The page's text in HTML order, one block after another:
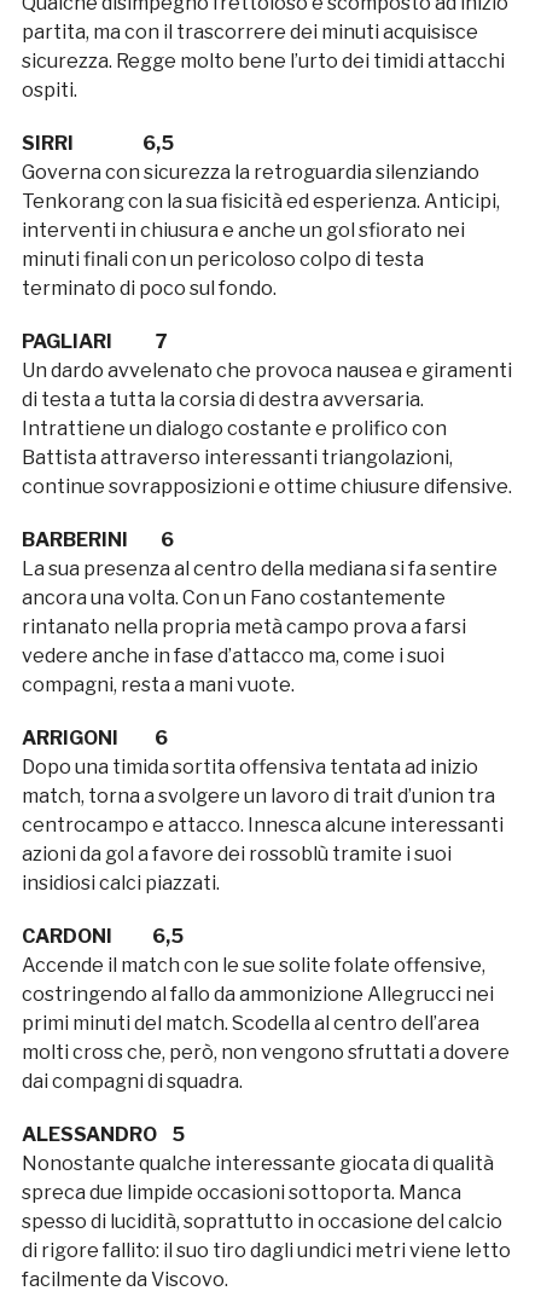
partita, ma con il trascorrere dei minuti acquisisce
sicurezza. Regge molto bene l’urto dei timidi attacchi
ospiti.
SIRRI 6,5
Governa con sicurezza la retroguardia silenziando
Tenkorang con la sua fisicità ed esperienza. Anticipi,
interventi in chiusura e anche un gol sfiorato nei
minuti finali con un pericoloso colpo di testa
terminato di poco sul fondo.
PAGLIARI 7
Un dardo avvelenato che provoca nausea e giramenti
di testa a tutta la corsia di destra avversaria.
Intrattiene un dialogo costante e prolifico con
Battista attraverso interessanti triangolazioni,
continue sovrapposizioni e ottime chiusure difensive.
BARBERINI 6
La sua presenza al centro della mediana si fa sentire
ancora una volta. Con un Fano costantemente
rintanato nella propria metà campo prova a farsi
vedere anche in fase d’attacco ma, come i suoi
compagni, resta a mani vuote.
ARRIGONI 6
Dopo una timida sortita offensiva tentata ad inizio
match, torna a svolgere un lavoro di trait d’union tra
centrocampo e attacco. Innesca alcune interessanti
azioni da gol a favore dei rossoblù tramite i suoi
insidiosi calci piazzati.
CARDONI 6,5
Accende il match con le sue solite folate offensive,
costringendo al fallo da ammonizione Allegrucci nei
primi minuti del match. Scodella al centro dell’area
molti cross che, però, non vengono sfruttati a dovere
dai compagni di squadra.
ALESSANDRO 5
Nonostante qualche interessante giocata di qualità
spreca due limpide occasioni sottoporta. Manca
spesso di lucidità, soprattutto in occasione del calcio
di rigore fallito: il suo tiro dagli undici metri viene letto
facilmente da Viscovo.